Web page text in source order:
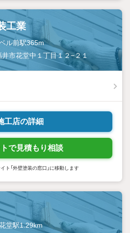
工業
ル前駅365m
市花堂中１丁目１２−２１
工店の詳細
で見積もり相談
ト「外壁塗装の窓口」に移動します
堂駅1.29km